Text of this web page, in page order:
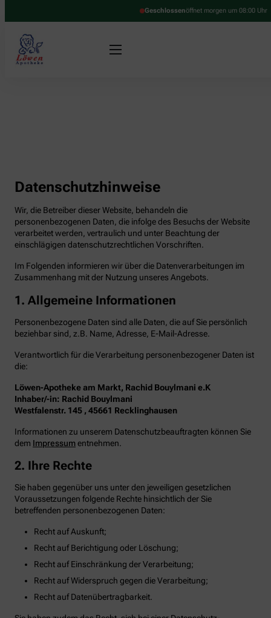
Geschlossenöffnet morgen um 08:00 Uhr
Datenschutzhinweise
Wir, die Betreiber dieser Website, behandeln die
personenbezogenen Daten, die infolge des Besuchs der Website
verarbeitet werden, vertraulich und unter Beachtung der
einschlägigen datenschutzrechtlichen Vorschriften.
Im Folgenden informieren wir über die Datenverarbeitungen im
Zusammenhang mit der Nutzung unseres Angebots.
1. Allgemeine Informationen
Personenbezogene Daten sind alle Daten, die auf Sie persönlich
beziehbar sind, z.B. Name, Adresse, E-Mail-Adresse.
Verantwortlich für die Verarbeitung personenbezogener Daten ist
die:
Löwen-Apotheke am Markt, Rachid Bouylmani e.K
Inhaber/-in: Rachid Bouylmani
Westfalenstr. 145 , 45661 Recklinghausen
Informationen zu unserem Datenschutzbeauftragten können Sie
dem Impressumentnehmen.
2. Ihre Rechte
Sie haben gegenüber uns unter den jeweiligen gesetzlichen
Voraussetzungen folgende Rechte hinsichtlich der Sie
betreffenden personenbezogenen Daten:
Recht auf Auskunft;
Recht auf Berichtigung oder Löschung;
Recht auf Einschränkung der Verarbeitung;
Recht auf Widerspruch gegen die Verarbeitung;
Recht auf Datenübertragbarkeit.